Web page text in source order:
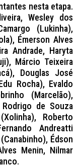
nesta etapa.
Wesley dos
(Lukinha),
Émerson Alves
Andrade, Haryta
Márcio Teixeira
Douglas José
Rocha), Evaldo
(Marcelão),
de Souza
Roberto
Andreatti
Édson
Menin, Nilmar